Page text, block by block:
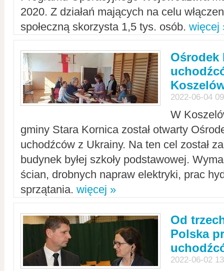
2020. Z działań mających na celu
społeczną skorzysta 1,5 tys. osób. więcej
Ośrodek
2022-06-04
W
gminy Stara Kornica został otwarty
uchodźców z Ukrainy. Na ten cel został
budynek byłej szkoły podstawowej.
ścian, drobnych napraw elektryki, prac
sprzątania. więcej »
Od
Polska
2022-06-02